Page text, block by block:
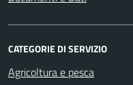
CATEGORIE DI SERVIZIO
Agricoltura e pesca